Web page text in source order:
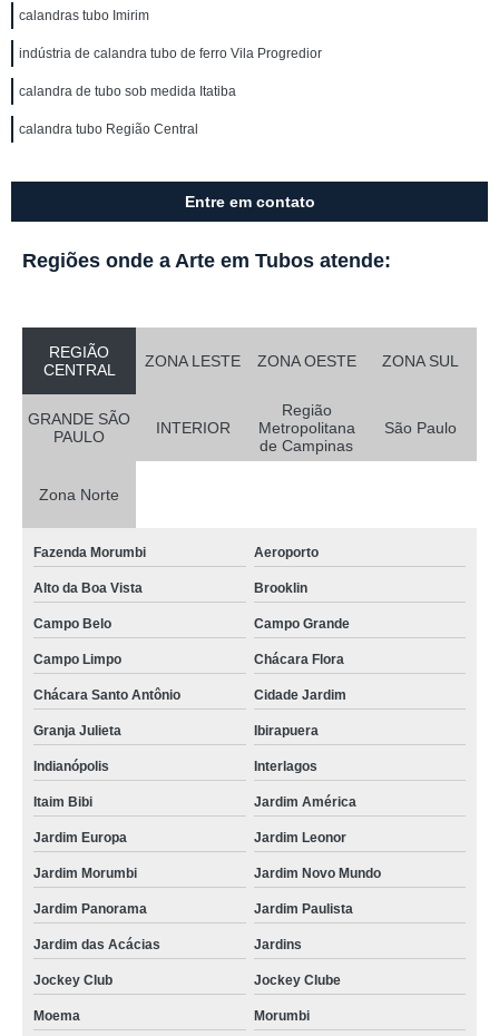
calandras tubo Imirim
indústria de calandra tubo de ferro Vila Progredior
calandra de tubo sob medida Itatiba
calandra tubo Região Central
Entre em contato
Regiões onde a Arte em Tubos atende:
REGIÃO
CENTRAL
ZONA LESTE ZONA OESTE ZONA SUL
GRANDE SÃO
PAULO
INTERIOR
Região
Metropolitana
de Campinas
São Paulo
Zona Norte
Fazenda Morumbi Aeroporto
Alto da Boa Vista Brooklin
Campo Belo Campo Grande
Campo Limpo Chácara Flora
Chácara Santo Antônio Cidade Jardim
Granja Julieta Ibirapuera
Indianópolis Interlagos
Itaim Bibi Jardim América
Jardim Europa Jardim Leonor
Jardim Morumbi Jardim Novo Mundo
Jardim Panorama Jardim Paulista
Jardim das Acácias Jardins
Jockey Club Jockey Clube
Moema Morumbi